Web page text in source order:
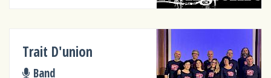
Trait D'union
Band